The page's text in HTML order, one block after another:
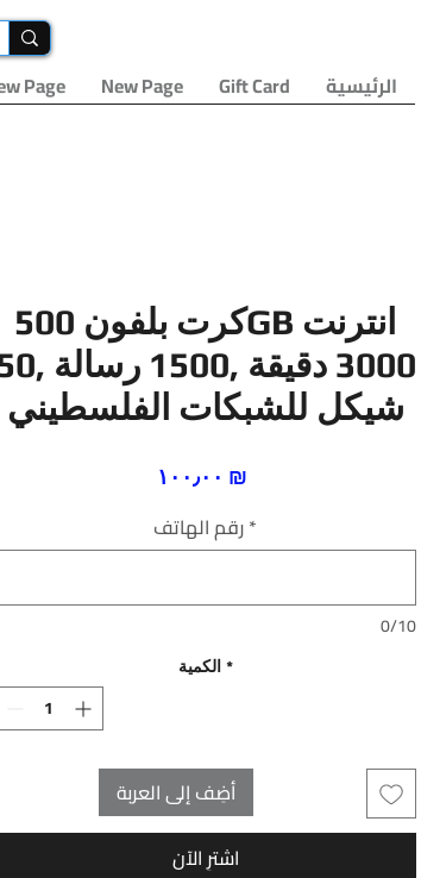
الرئيسية Gift Card
New Page
Page
كرت بلفون 500GB انترنت
3000 دقيقة ,1500
شيكل للشبكات الفلسطيني
‏١٠٠٫٠٠ ₪
رقم الهاتف*
0/10
الكمية *
أضِف إلى العربة
اشترِ الآن